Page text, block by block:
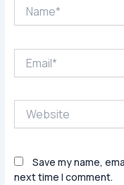
Save my name,
next time I comment.